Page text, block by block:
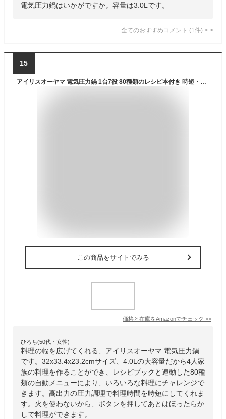
電気圧力鍋はいかがですか。容量は3.0Lです。
全てのおすすめコメント (1 件) >
15
アイリスオーヤマ 電気圧力鍋 1台7役 80種類のレシピ本付き 時短・簡単・手軽調理鍋 4.0L ブラック KPC-MA4-B
この商品をサイトでみる
価格と在庫をAmazonでチェック >>
ひろち(50代・女性)
料理の幅を広げてくれる、アイリスオーヤマ 電気圧力鍋
です。32x33.4x23.2cmサイズ、4.0Lの大容量だから4人家
族の料理を作ることができ、レシピブックと連動した80種
類の自動メニューにより、いろいろな料理にチャレンジで
きます。高出力の圧力調理で料理時間を時短にしてくれま
す。火を使わないから、ボタンを押してあとはほったらか
しで料理ができます。